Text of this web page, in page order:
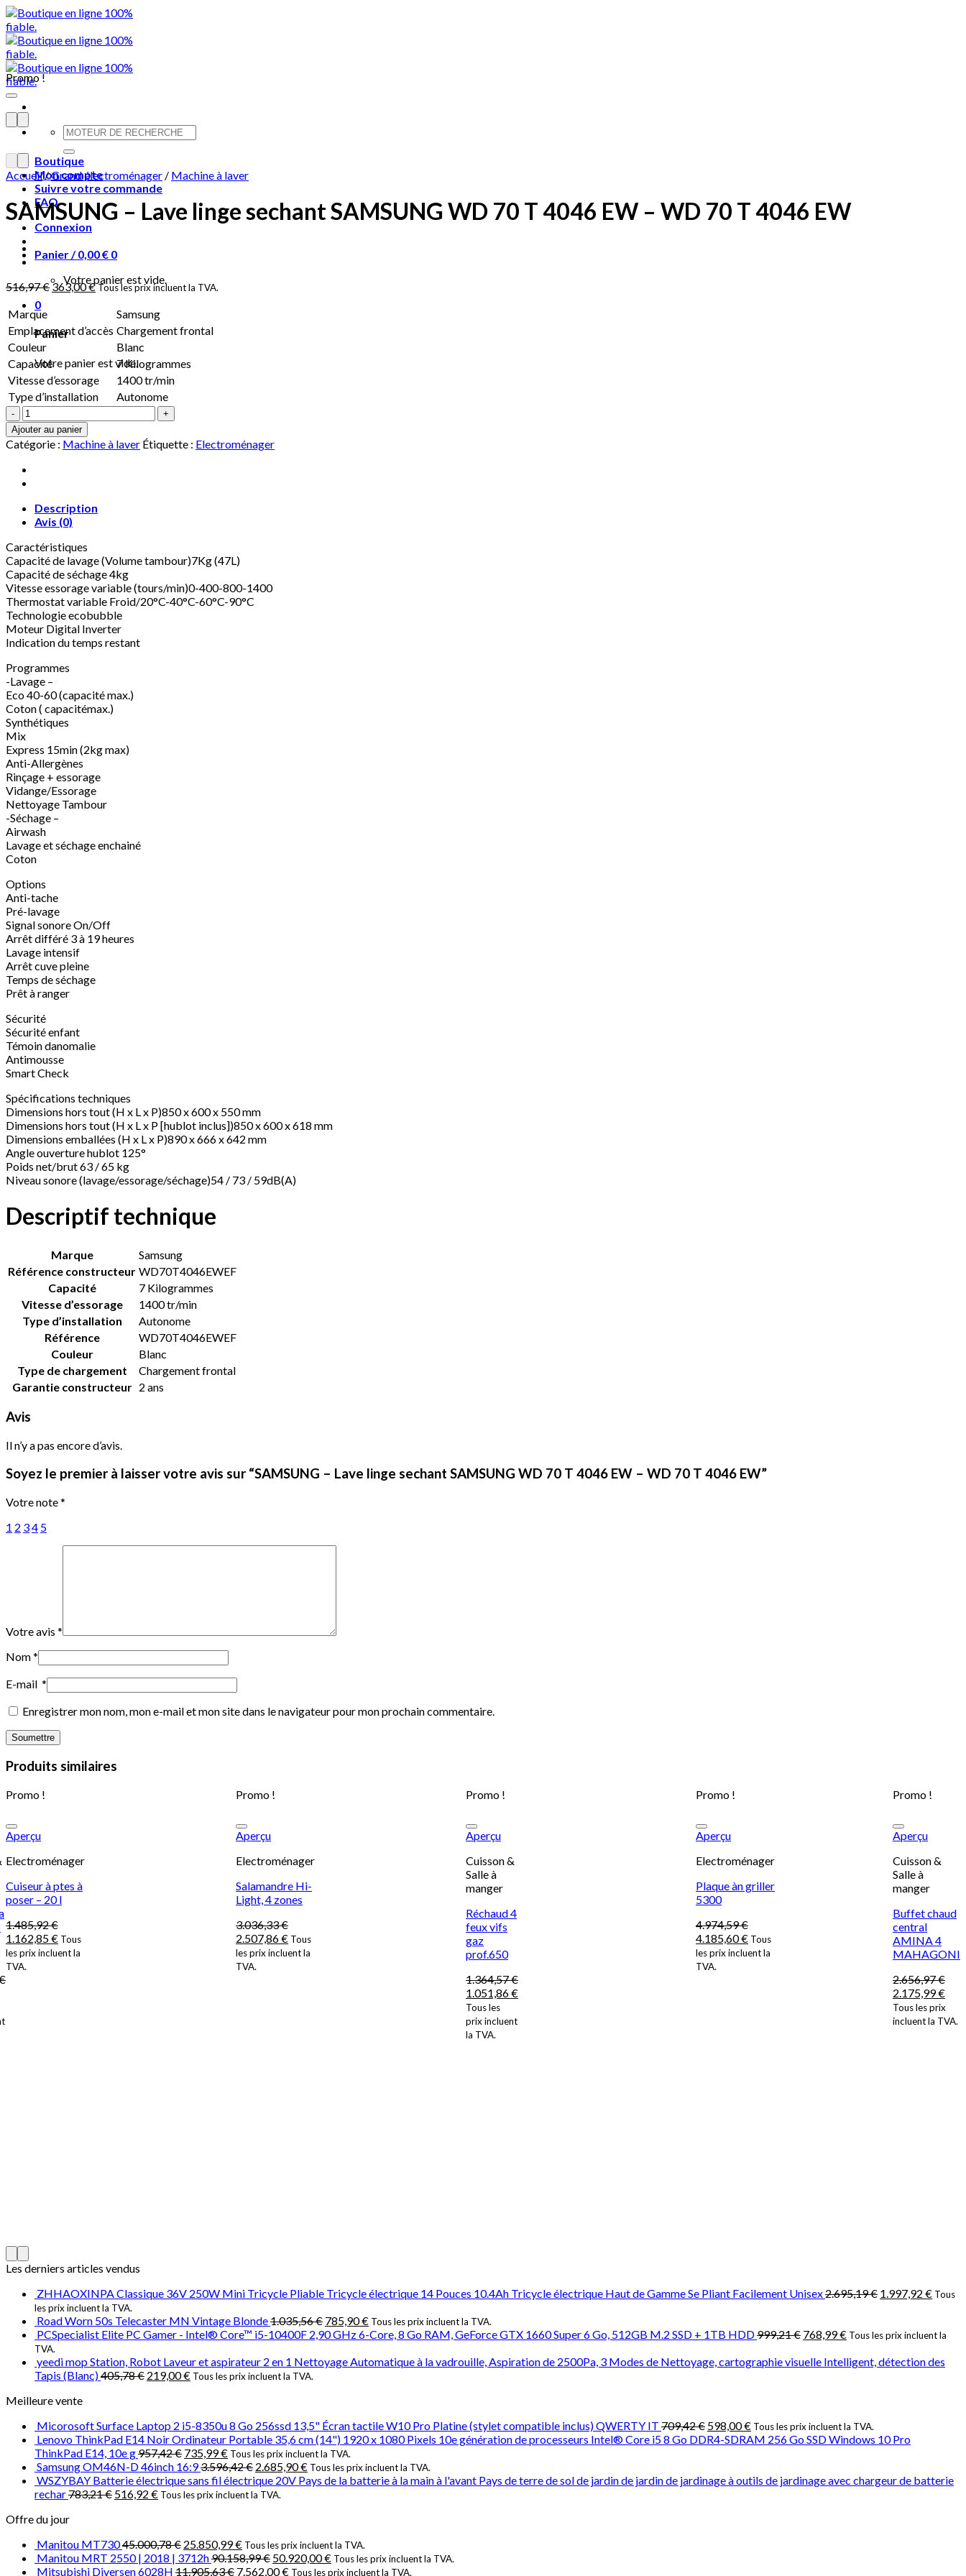
Skip
to
content
Recherche
pour :
Boutique
Mon compte
Suivre votre commande
FAQ
Connexion
Panier /0,00€ 0
Votre panier est vide.
0
Panier
Votre panier est vide.
Promo !
Accueil /Grand électroménager / Machine à laver
SAMSUNG – Lave linge sechant SAMSUNG WD 70 T 4046 EW – WD 70 T 4046 EW
516,97€363,00€Tous les prix incluent la TVA.
Marque
Samsung
Emplacement d’accès Chargement frontal
Couleur
Blanc
Capacité
7 Kilogrammes
Vitesse d’essorage
1400 tr/min
Type d’installation
Autonome
quantité
de
SAMSUNG
-
Lave
linge
SAMSUNG
WD
T
4046
EW
-
WD
70
T
4046
Ajouter au panier
Catégorie : Machine à laver Étiquette : Electroménager
Description
Avis (0)
Caractéristiques
Capacité de lavage (Volume tambour)7Kg (47L)
Capacité de séchage 4kg
Vitesse essorage variable (tours/min)0-400-800-1400
Thermostat variable Froid/20°C-40°C-60°C-90°C
Technologie ecobubble
Moteur Digital Inverter
Indication du temps restant
Programmes
-Lavage –
Eco 40-60 (capacité max.)
Coton ( capacitémax.)
Synthétiques
Mix
Express 15min (2kg max)
Anti-Allergènes
Rinçage + essorage
Vidange/Essorage
Nettoyage Tambour
-Séchage –
Airwash
Lavage et séchage enchainé
Coton
Options
Anti-tache
Pré-lavage
Signal sonore On/Off
Arrêt différé 3 à 19 heures
Lavage intensif
Arrêt cuve pleine
Temps de séchage
Prêt à ranger
Sécurité
Sécurité enfant
Témoin danomalie
Antimousse
Smart Check
Spécifications techniques
Dimensions hors tout (H x L x P)850 x 600 x 550 mm
Dimensions hors tout (H x L x P [hublot inclus])850 x 600 x 618 mm
Dimensions emballées (H x L x P)890 x 666 x 642 mm
Angle ouverture hublot 125°
Poids net/brut 63 / 65 kg
Niveau sonore (lavage/essorage/séchage)54 / 73 / 59dB(A)
Descriptif technique
Marque
‎Samsung
Référence constructeur ‎WD70T4046EWEF
Capacité
‎7 Kilogrammes
Vitesse d’essorage
‎1400 tr/min
Type d’installation
‎Autonome
Référence
‎WD70T4046EWEF
Couleur
‎Blanc
Type de chargement
‎Chargement frontal
Garantie constructeur ‎2 ans
Avis
Il n’y a pas encore d’avis.
Soyez le premier à laisser votre avis sur “SAMSUNG – Lave linge sechant SAMSUNG WD 70 T 4046 EW – WD 70 T 4046 EW”
Votre note*
1 2 34 5
Votre avis *
Nom*
E-mail *
Enregistrer mon nom, mon e-mail et mon site dans le navigateur pour mon prochain commentaire.
Produits similaires
Promo !
liste d’envies
Aperçu
Electroménager
Cuiseur à ptes à
poser – 20 l
1.485,92€
1.162,85€ Tous
les prix incluent la
TVA.
Promo !
liste d’envies
Aperçu
Electroménager
Salamandre Hi-
Light, 4 zones
3.036,33€
2.507,86€ Tous
les prix incluent la
TVA.
Promo !
Ajouter à
la liste
d’envies
Aperçu
Cuisson &
Salle à
manger
Réchaud 4
feux vifs
gaz
prof.650
1.364,57€
1.051,86€
Tous les
prix incluent
la TVA.
Promo !
liste d’envies
Aperçu
Electroménager
Plaque àn griller
5300
4.974,59€
4.185,60€ Tous
les prix incluent la
TVA.
Promo !
Ajouter à la
liste d’envies
Aperçu
Cuisson &
Salle à
manger
Buffet chaud
central
AMINA 4
MAHAGONI
2.656,97€
2.175,99€
Tous les prix
incluent la TVA.
Les derniers articles vendus
ZHHAOXINPA Classique 36V 250W Mini Tricycle Pliable Tricycle électrique 14 Pouces 10.4Ah Tricycle électrique Haut de Gamme Se Pliant Facilement Unisex2.695,19€ 1.997,92 € Tous
les prix incluent la TVA.
Road Worn 50s Telecaster MN Vintage Blonde1.035,56€ 785,90€ Tous les prix incluent la TVA.
PCSpecialist Elite PC Gamer - Intel® Core™ i5-10400F 2,90 GHz 6-Core, 8 Go RAM, GeForce GTX 1660 Super 6 Go, 512GB M.2 SSD + 1TB HDD999,21€ 768,99€ Tous les prix incluent la
TVA.
yeedi mop Station, Robot Laveur et aspirateur 2 en 1 Nettoyage Automatique à la vadrouille, Aspiration de 2500Pa, 3 Modes de Nettoyage, cartographie visuelle Intelligent, détection des
Tapis (Blanc)405,78€ 219,00€ Tous les prix incluent la TVA.
Meilleure vente
Micorosoft Surface Laptop 2 i5-8350u 8 Go 256ssd 13,5" Écran tactile W10 Pro Platine (stylet compatible inclus) QWERTY IT 709,42€ 598,00€ Tous les prix incluent la TVA.
Lenovo ThinkPad E14 Noir Ordinateur Portable 35,6 cm (14") 1920 x 1080 Pixels 10e génération de processeurs Intel® Core i5 8 Go DDR4-SDRAM 256 Go SSD Windows 10 Pro
ThinkPad E14, 10e g957,42€ 735,99€ Tous les prix incluent la TVA.
Samsung OM46N-D 46inch 16:93.596,42€ 2.685,90€ Tous les prix incluent la TVA.
WSZYBAY Batterie électrique sans fil électrique 20V Pays de la batterie à la main à l'avant Pays de terre de sol de jardin de jardin de jardinage à outils de jardinage avec chargeur de batterie
rechar783,21€ 516,92 € Tous les prix incluent la TVA.
Offre du jour
Manitou MT73045.000,78€ 25.850,99€ Tous les prix incluent la TVA.
Manitou MRT 2550 | 2018 | 3712h90.158,99€ 50.920,00€ Tous les prix incluent la TVA.
Mitsubishi Diversen 6028H 11.905,63€ 7.562,00€ Tous les prix incluent la TVA.